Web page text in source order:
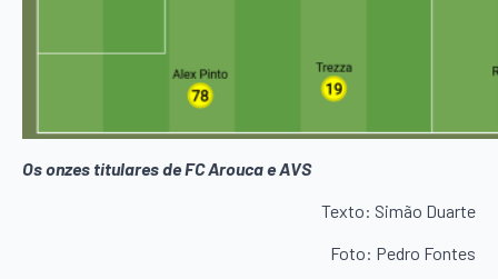
Os onzes titulares de FC Arouca e AVS
Texto: Simão Duarte
Foto: Pedro Fontes